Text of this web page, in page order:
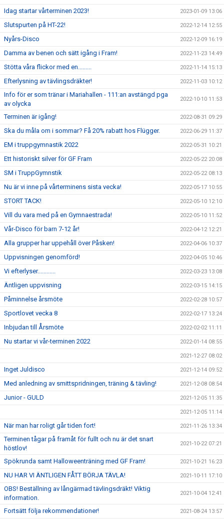
Idag startar vårterminen 2023! 2023-01-09 13:06
Slutspurten på HT-22! 2022-12-14 12:55
Nyårs-Disco 2022-12-09 16:19
Damma av benen och sätt igång i Fram! 2022-11-23 14:49
Stötta våra flickor med en......... 2022-11-14 15:13
Efterlysning av tävlingsdräkter! 2022-11-03 10:12
Info för er som tränar i Mariahallen - 111:an avstängd pga
av olycka
2022-10-10 11:53
Terminen är igång! 2022-08-31 09:29
Ska du måla om i sommar? Få 20% rabatt hos Flügger. 2022-06-29 11:37
EM i truppgymnastik 2022 2022-05-31 10:21
Ett historiskt silver för GF Fram 2022-05-22 20:08
SM i TruppGymnstik 2022-05-22 08:13
Nu är vi inne på vårterminens sista vecka! 2022-05-17 10:55
STORT TACK! 2022-05-10 12:10
Vill du vara med på en Gymnaestrada! 2022-05-10 11:52
Vår-Disco för barn 7-12 år! 2022-04-12 12:21
Alla grupper har uppehåll över Påsken! 2022-04-06 10:37
Uppvisningen genomförd! 2022-04-05 10:46
Vi efterlyser............ 2022-03-23 13:08
Äntligen uppvisning 2022-03-15 14:15
Påminnelse årsmöte 2022-02-28 10:57
Sportlovet vecka 8 2022-02-17 13:24
Inbjudan till Årsmöte 2022-02-02 11:11
Nu startar vi vår-terminen 2022 2022-01-14 08:55
2021-12-27 08:02
Inget Juldisco 2021-12-14 09:52
Med anledning av smittspridningen, träning & tävling! 2021-12-08 08:54
Junior - GULD 2021-12-05 11:35
2021-12-05 11:14
När man har roligt går tiden fort! 2021-11-26 13:34
Terminen tågar på framåt för fullt och nu är det snart
höstlov!
2021-10-22 07:21
Spökrunda samt Halloweenträning med GF Fram! 2021-10-21 16:23
NU HAR VI ÄNTLIGEN FÅTT BÖRJA TÄVLA! 2021-10-11 17:10
OBS! Beställning av långärmad tävlingsdräkt! Viktig
information.
2021-10-04 12:41
Fortsätt följa rekommendationer! 2021-08-24 13:57